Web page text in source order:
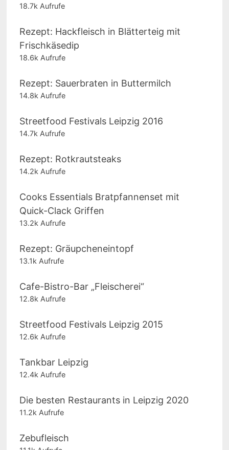
18.7k Aufrufe
Rezept: Hackfleisch in Blätterteig mit
Frischkäsedip
18.6k Aufrufe
Rezept: Sauerbraten in Buttermilch
14.8k Aufrufe
Streetfood Festivals Leipzig 2016
14.7k Aufrufe
Rezept: Rotkrautsteaks
14.2k Aufrufe
Cooks Essentials Bratpfannenset mit
Quick-Clack Griffen
13.2k Aufrufe
Rezept: Gräupcheneintopf
13.1k Aufrufe
Cafe-Bistro-Bar „Fleischerei“
12.8k Aufrufe
Streetfood Festivals Leipzig 2015
12.6k Aufrufe
Tankbar Leipzig
12.4k Aufrufe
Die besten Restaurants in Leipzig 2020
11.2k Aufrufe
Zebufleisch